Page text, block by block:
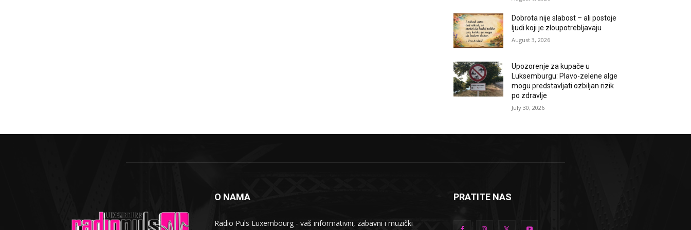
Dobrota nije slabost – ali postoje
ljudi koji je zloupotrebljavaju
August 3, 2026
Upozorenje za kupače u
Luksemburgu: Plavo-zelene alge
mogu predstavljati ozbiljan rizik
po zdravlje
July 30, 2026
O NAMA
Radio Puls Luxembourg - vaš informativni, zabavni i muzički
PRATITE NAS